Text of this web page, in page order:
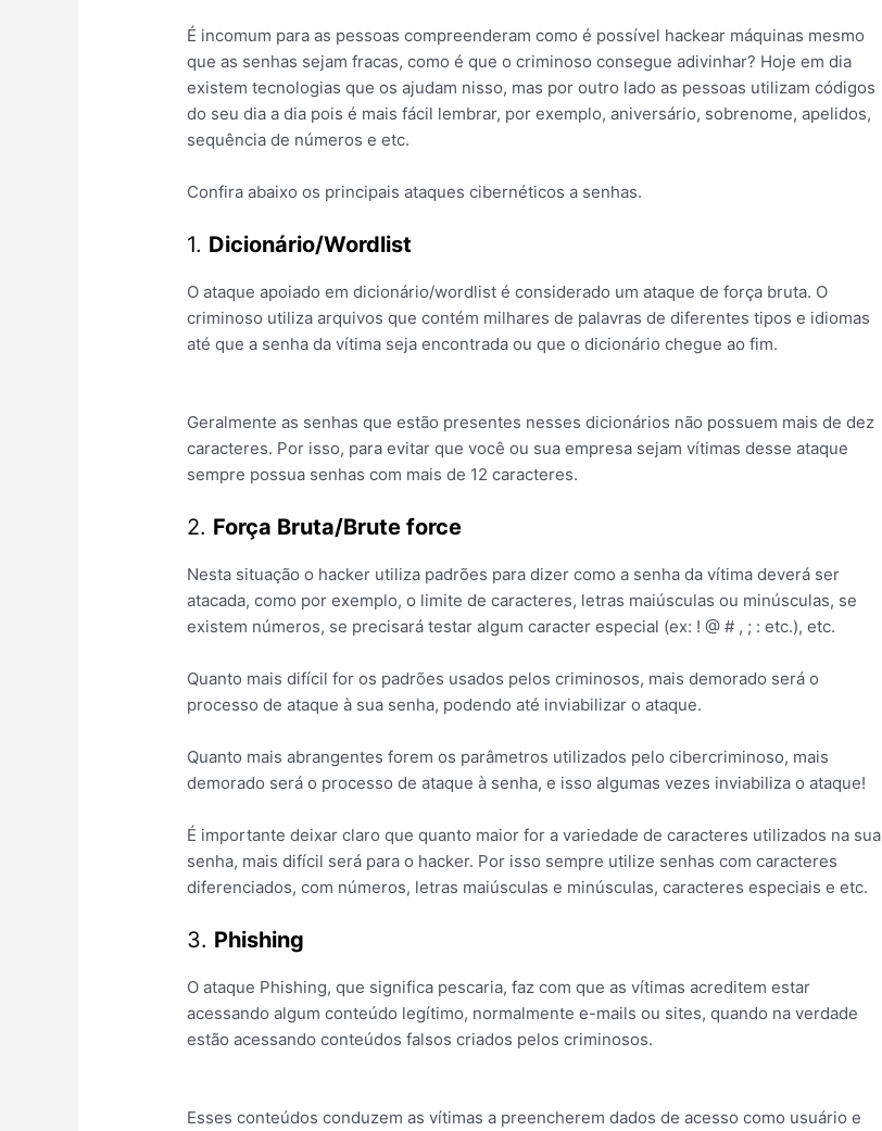
É incomum para as pessoas compreenderam como é possível hackear máquinas mesmo
que as senhas sejam fracas, como é que o criminoso consegue adivinhar? Hoje em dia
existem tecnologias que os ajudam nisso, mas por outro lado as pessoas utilizam códigos
do seu dia a dia pois é mais fácil lembrar, por exemplo, aniversário, sobrenome, apelidos,
sequência de números e etc.
Confira abaixo os principais ataques cibernéticos a senhas.
1. Dicionário/Wordlist
O ataque apoiado em dicionário/wordlist é considerado um ataque de força bruta. O
criminoso utiliza arquivos que contém milhares de palavras de diferentes tipos e idiomas
até que a senha da vítima seja encontrada ou que o dicionário chegue ao fim.
Geralmente as senhas que estão presentes nesses dicionários não possuem mais de dez
caracteres. Por isso, para evitar que você ou sua empresa sejam vítimas desse ataque
sempre possua senhas com mais de 12 caracteres.
2. Força Bruta/Brute force
Nesta situação o hacker utiliza padrões para dizer como a senha da vítima deverá ser
atacada, como por exemplo, o limite de caracteres, letras maiúsculas ou minúsculas, se
existem números, se precisará testar algum caracter especial (ex: ! @ # , ; : etc.), etc.
Quanto mais difícil for os padrões usados pelos criminosos, mais demorado será o
processo de ataque à sua senha, podendo até inviabilizar o ataque.
Quanto mais abrangentes forem os parâmetros utilizados pelo cibercriminoso, mais
demorado será o processo de ataque à senha, e isso algumas vezes inviabiliza o ataque!
É importante deixar claro que quanto maior for a variedade de caracteres utilizados na sua
senha, mais difícil será para o hacker. Por isso sempre utilize senhas com caracteres
diferenciados, com números, letras maiúsculas e minúsculas, caracteres especiais e etc.
3. Phishing
O ataque Phishing, que significa pescaria, faz com que as vítimas acreditem estar
acessando algum conteúdo legítimo, normalmente e-mails ou sites, quando na verdade
estão acessando conteúdos falsos criados pelos criminosos.
Esses conteúdos conduzem as vítimas a preencherem dados de acesso como usuário e